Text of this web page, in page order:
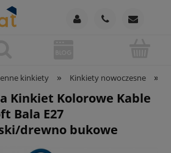
kinkiety » Kinkiety nowoczesne »
Kinkiet Kolorowe Kable
Bala E27
drewno bukowe